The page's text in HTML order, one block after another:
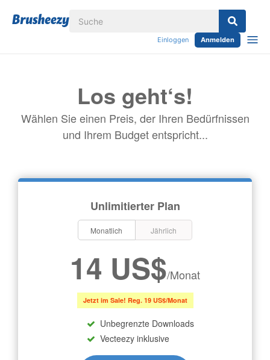
Einloggen Anmelden
Los geht‘s!
Wählen Sie einen Preis, der Ihren Bedürfnissen
und Ihrem Budget entspricht...
Unlimitierter Plan
Monatlich Jährlich
14 US$/Monat
Jetzt im Sale! Reg. 19 US$/Monat
Unbegrenzte Downloads
Vecteezy inklusive